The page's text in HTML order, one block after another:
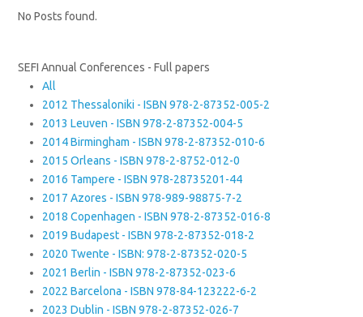
No Posts found.
SEFI Annual Conferences - Full papers
All
2012 Thessaloniki - ISBN 978-2-87352-005-2
2013 Leuven - ISBN 978-2-87352-004-5
2014 Birmingham - ISBN 978-2-87352-010-6
2015 Orleans - ISBN 978-2-8752-012-0
2016 Tampere - ISBN 978-28735201-44
2017 Azores - ISBN 978-989-98875-7-2
2018 Copenhagen - ISBN 978-2-87352-016-8
2019 Budapest - ISBN 978-2-87352-018-2
2020 Twente - ISBN: 978-2-87352-020-5
2021 Berlin - ISBN 978-2-87352-023-6
2022 Barcelona - ISBN 978-84-123222-6-2
2023 Dublin - ISBN 978-2-87352-026-7